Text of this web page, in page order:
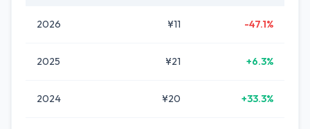
2026 ¥11 -47.1%
2025 ¥21 +6.3%
2024 ¥20 +33.3%